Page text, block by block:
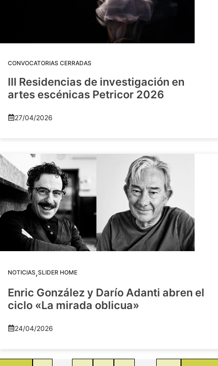
CONVOCATORIAS CERRADAS
III Residencias de investigación en
artes escénicas Petricor 2026
27/04/2026
NOTICIAS,SLIDER HOME
Enric González y Darío Adanti abren el
ciclo «La mirada oblicua»
24/04/2026